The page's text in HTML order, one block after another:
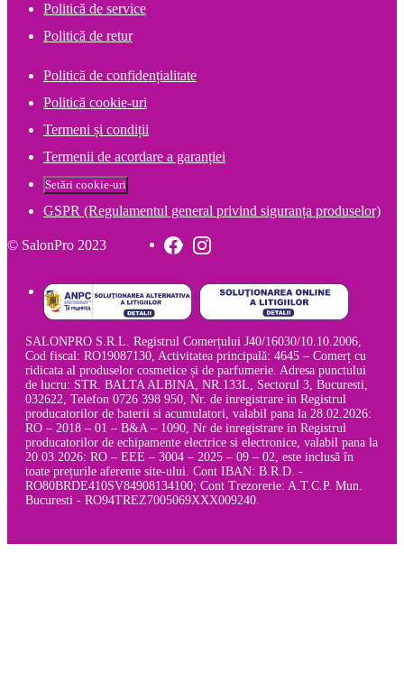
Politică de service
Politică de retur
Politică de confidențialitate
Politică cookie-uri
Termeni și condiții
Termenii de acordare a garanției
Setări cookie-uri
GSPR (Regulamentul general privind siguranța produselor)
© SalonPro 2023
SALONPRO S.R.L. Registrul Comerțului J40/16030/10.10.2006,
Cod fiscal: RO19087130, Activitatea principală: 4645 – Comerț cu
ridicata al produselor cosmetice și de parfumerie. Adresa punctului
de lucru: STR. BALTA ALBINA, NR.133L, Sectorul 3, Bucuresti,
032622, Telefon 0726 398 950, Nr. de inregistrare in Registrul
producatorilor de baterii si acumulatori, valabil pana la 28.02.2026:
RO – 2018 – 01 – B&A – 1090, Nr de inregistrare in Registrul
producatorilor de echipamente electrice si electronice, valabil pana la
20.03.2026: RO – EEE – 3004 – 2025 – 09 – 02, este inclusă în
toate prețurile aferente site-ului. Cont IBAN: B.R.D. -
RO80BRDE410SV84908134100; Cont Trezorerie: A.T.C.P. Mun.
Bucuresti - RO94TREZ7005069XXX009240.